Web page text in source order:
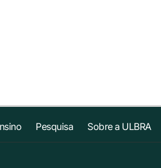
Pesquisa Sobre a ULBRA